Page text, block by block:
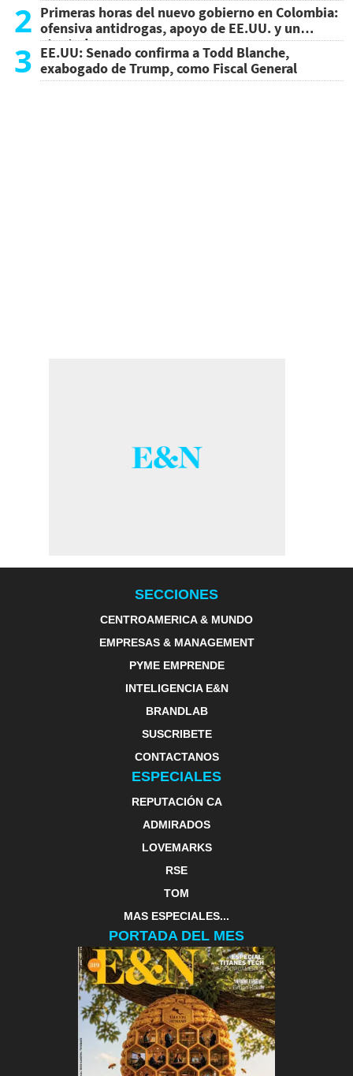
2 Primeras horas del nuevo gobierno en Colombia:
ofensiva antidrogas, apoyo de EE.UU. y un
atentado
3 EE.UU: Senado confirma a Todd Blanche,
exabogado de Trump, como Fiscal General
SECCIONES
CENTROAMERICA & MUNDO
EMPRESAS & MANAGEMENT
PYME EMPRENDE
INTELIGENCIA E&N
BRANDLAB
SUSCRIBETE
CONTACTANOS
ESPECIALES
REPUTACIÓN CA
ADMIRADOS
LOVEMARKS
RSE
TOM
MAS ESPECIALES...
PORTADA DEL MES